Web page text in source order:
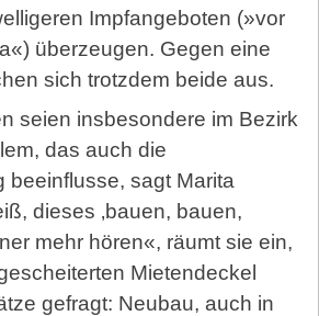
Impfangeboten (»vor
überzeugen. Gegen eine
sich trotzdem beide aus.
seien insbesondere im Bezirk
das auch die
beeinflusse, sagt Marita
dieses ‚bauen, bauen,
mehr hören«, räumt sie ein,
Mietendeckel
gefragt: Neubau, auch in